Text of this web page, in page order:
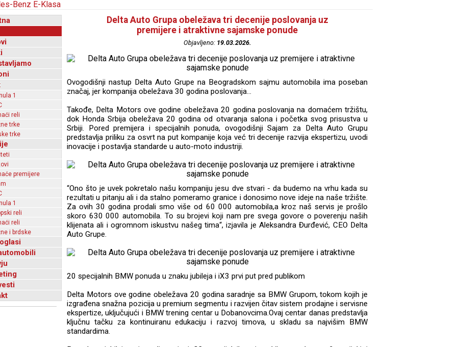
1
reli
trke
trke
premijere
1
reli
reli
i brdske
Delta Auto Grupa obeležava tri decenije poslovanja uz
premijere i atraktivne sajamske ponude
Objavljeno: 19.03.2026.
Ovogodišnji nastup Delta Auto Grupe na Beogradskom sajmu automobila ima poseban
značaj, jer kompanija obeležava 30 godina poslovanja...
Takođe, Delta Motors ove godine obeležava 20 godina poslovanja na domaćem tržištu,
dok Honda Srbija obeležava 20 godina od otvaranja salona i početka svog prisustva u
Srbiji. Pored premijera i specijalnih ponuda, ovogodišnji Sajam za Delta Auto Grupu
predstavlja priliku za osvrt na put kompanije koja već tri decenije razvija ekspertizu, uvodi
inovacije i postavlja standarde u auto-moto industriji.
“Ono što je uvek pokretalo našu kompaniju jesu dve stvari - da budemo na vrhu kada su
rezultati u pitanju ali i da stalno pomeramo granice i donosimo nove ideje na naše tržište.
Za ovih 30 godina prodali smo više od 60 000 automobila,a kroz naš servis je prošlo
skoro 630 000 automobila. To su brojevi koji nam pre svega govore o poverenju naših
klijenata ali i ogromnom iskustvu našeg tima“, izjavila je Aleksandra Đurđević, CEO Delta
Auto Grupe.
20 specijalnih BMW ponuda u znaku jubileja i iX3 prvi put pred publikom
Delta Motors ove godine obeležava 20 godina saradnje sa BMW Grupom, tokom kojih je
izgrađena snažna pozicija u premium segmentu i razvijen čitav sistem prodajne i servisne
ekspertize, uključujući i BMW trening centar u Dobanovcima.Ovaj centar danas predstavlja
ključnu tačku za kontinuiranu edukaciju i razvoj timova, u skladu sa najvišim BMW
standardima.